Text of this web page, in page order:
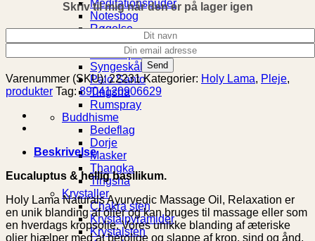
Meditationspuder
Notesbog
Røgelse
Røgelsesholder
Saltlamper
Syngeskål
Palo Santo
Tingsha
Rumspray
Buddhisme
Bedeflag
Dorje
Masker
Thangka
Tingsha
Krystaller
Chakra sten
Krystalpyramider
Krystalsten
Skriv til mig når den er på lager igen
Varenummer (SKU):22231 Kategorier: Holy Lama, Pleje,
produkter Tag:8904120906629
Beskrivelse
Eucaluptus & hellig basilikum.
Holy Lama Naturals Ayurvedic Massage Oil, Relaxation er
en unik blanding af olier og kan bruges til massage eller som
en hverdags kropsolie. Vores unikke blanding af æteriske
olier hjælper med at berolige og slappe af krop, sind og ånd.